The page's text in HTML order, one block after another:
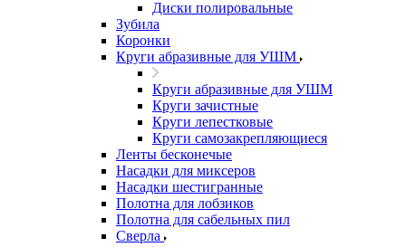
Диски полировальные
Зубила
Коронки
Круги абразивные для УШМ
Круги абразивные для УШМ
Круги зачистные
Круги лепестковые
Круги самозакрепляющиеся
Ленты бесконечые
Насадки для миксеров
Насадки шестигранные
Полотна для лобзиков
Полотна для сабельных пил
Сверла